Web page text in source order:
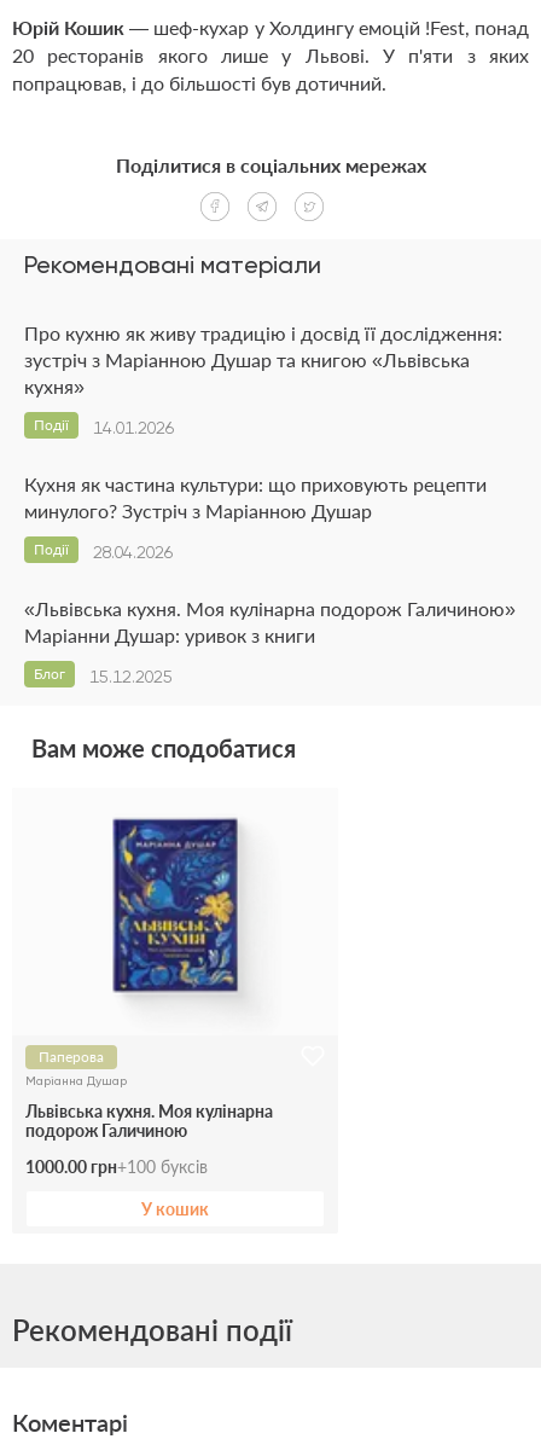
Юрій Кошик — шеф-кухар у Холдингу емоцій !Fest, понад
20 ресторанів якого лише у Львові. У п'яти з яких
попрацював, і до більшості був дотичний.
Рекомендовані матеріали
Про кухню як живу традицію і досвід її дослідження:
зустріч з Маріанною Душар та книгою «Львівська
кухня»
14.01.2026
Події
Кухня як частина культури: що приховують рецепти
минулого? Зустріч з Маріанною Душар
28.04.2026
Події
«Львівська кухня. Моя кулінарна подорож Галичиною»
Маріанни Душар: уривок з книги
15.12.2025
Блог
Поділитися в соціальних мережах
Вам може сподобатися
Паперова
Маріанна Душар
Львівська кухня. Моя кулінарна
подорож Галичиною
1000.00 грн+100 буксів
У кошик
Рекомендовані події
Коментарі